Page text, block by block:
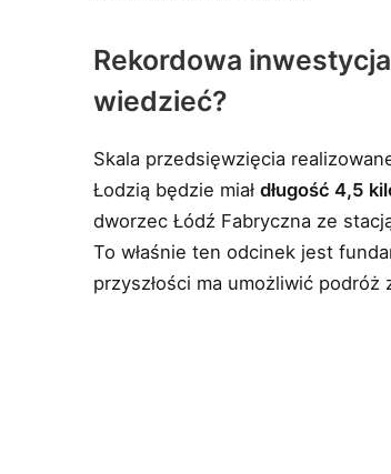
Rekordowa
wiedzieć?
Skala przedsięwzięcia
Łodzią będzie miałdługość 4,5
dworzec Łódź Fabryczna ze
To właśnie ten odcinek jest
przyszłości ma umożliwić